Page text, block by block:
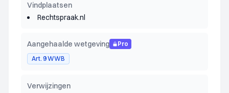
Vindplaatsen
Rechtspraak.nl
Aangehaalde wetgeving
Pro
Art. 9 WWB
Verwijzingen